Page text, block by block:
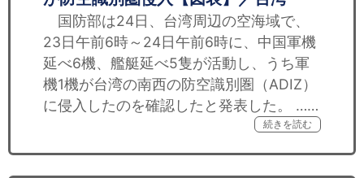
国防部は24日、台湾周辺の空海域で、
23日午前6時～24日午前6時に、中国軍機
延べ6機、艦艇延べ5隻が活動し、うち軍
機1機が台湾の南西の防空識別圏（ADIZ）
に侵入したのを確認したと発表した。 ……
続きを読む